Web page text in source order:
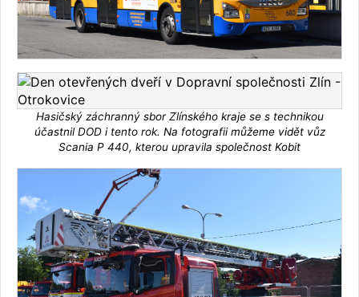
Hasičský záchranný sbor Zlínského kraje se s technikou
účastnil DOD i tento rok. Na fotografii můžeme vidět vůz
Scania P 440, kterou upravila společnost Kobit